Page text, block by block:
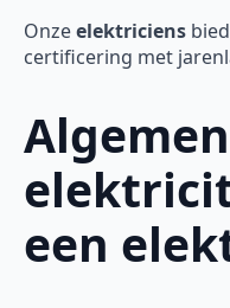
Onzeelektriciens
certificering met
een